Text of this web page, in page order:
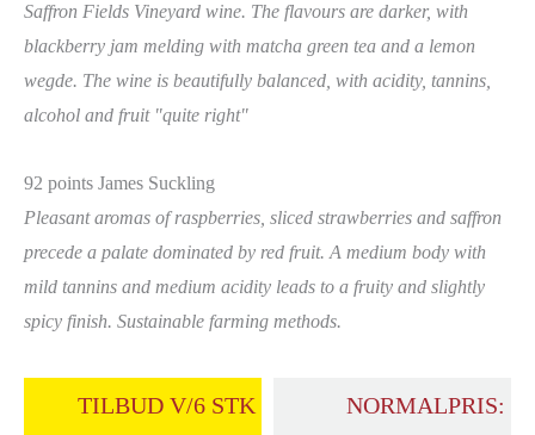
Saffron Fields Vineyard wine. The flavours are darker, with
blackberry jam melding with matcha green tea and a lemon
wegde. The wine is beautifully balanced, with acidity, tannins,
alcohol and fruit "quite right"
92 points James Suckling
Pleasant aromas of raspberries, sliced strawberries and saffron
precede a palate dominated by red fruit. A medium body with
mild tannins and medium acidity leads to a fruity and slightly
spicy finish. Sustainable farming methods.
TILBUD V/6 STK
NORMALPRIS: